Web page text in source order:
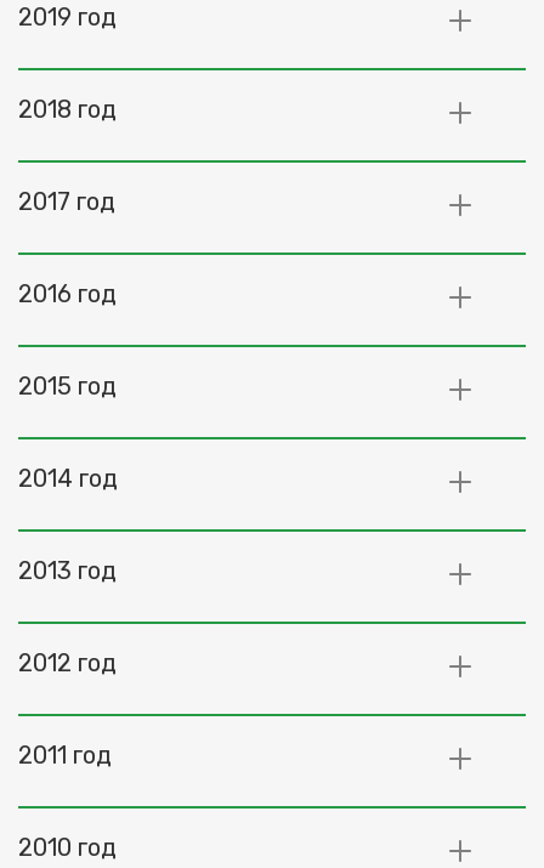
2019 год
2018 год
2017 год
2016 год
2015 год
2014 год
2013 год
2012 год
2011 год
2010 год